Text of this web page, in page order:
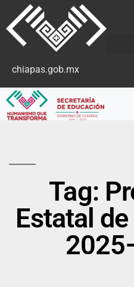
chiapas.gob.mx
Tag:
Estatal